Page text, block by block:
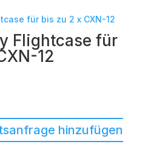
Flightcase für
12
hinzufügen